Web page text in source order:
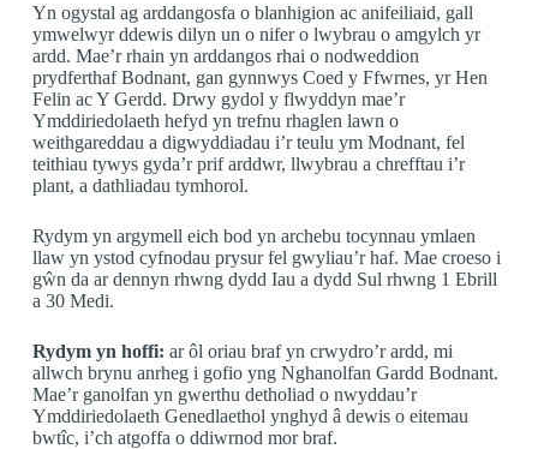
Yn ogystal ag arddangosfa o blanhigion ac anifeiliaid, gall
ymwelwyr ddewis dilyn un o nifer o lwybrau o amgylch yr
ardd. Mae’r rhain yn arddangos rhai o nodweddion
prydferthaf Bodnant, gan gynnwys Coed y Ffwrnes, yr Hen
Felin ac Y Gerdd. Drwy gydol y flwyddyn mae’r
Ymddiriedolaeth hefyd yn trefnu rhaglen lawn o
weithgareddau a digwyddiadau i’r teulu ym Modnant, fel
teithiau tywys gyda’r prif arddwr, llwybrau a chrefftau i’r
plant, a dathliadau tymhorol.
Rydym yn argymell eich bod yn archebu tocynnau ymlaen
llaw yn ystod cyfnodau prysur fel gwyliau’r haf. Mae croeso i
gŵn da ar dennyn rhwng dydd Iau a dydd Sul rhwng 1 Ebrill
a 30 Medi.
Rydym yn hoffi: ar ôl oriau braf yn crwydro’r ardd, mi
allwch brynu anrheg i gofio yng Nghanolfan Gardd Bodnant.
Mae’r ganolfan yn gwerthu detholiad o nwyddau’r
Ymddiriedolaeth Genedlaethol ynghyd â dewis o eitemau
bwtîc, i’ch atgoffa o ddiwrnod mor braf.